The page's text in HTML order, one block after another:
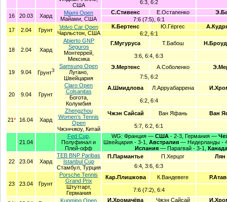
США
6:3, 6:2
16 20.03 Хард
Miami Open
Майами, США
С.Стивенс Е.Остапенко
7:6 (7:5), 6:1
17
2.04 Грунт
Volvo Car Open
Чарльстон, США
К.Бертенс Ю.Гёргес
6:2, 6:1
18 2.04 Хард
Abierto GNP
Seguros
Монтеррей,
Мексика
Г.Мугуруса Т.Бабош
3:6, 6:4, 6:3
19 9.04 ГрунтЗ
Samsung Open
Лугано,
Швейцария
Э.Мертенс А.Соболенко
7:5, 6:2
20 9.04 Грунт
Claro Open
Colsanitas
Богота,
Колумбия
А.Шмидлова Л.Арруабаррена
6:2, 6:4
21* 16.04 Хард
Zhengzhou
Women’s Tennis
Open
Чжэнчжоу, Китай
Чжэн Сайсай Ван Яфань Ван
5:7, 6:2, 6:1
21.04
Fed Cup.
Полуфинал и
Плей-офф
WG: Франция — США- 2-3, Германия —
Швейцария - 3-1, Австралия — Нидерланды -
Испания — Парагвай - 3-1, Канада
22 23.04 Хард
TEB BNP Paribas
Istanbul Cup
Стамбул, Турция
П.Пармантье П.Херцог
Лян
6:4, 3:6, 6:3
23 23.04 Грунт
Porsche Tennis
Grand Prix
Штутгарт,
Германия
Кар.Плишкова К.Вандевеге
7:6 (7:2), 6:4
Kunming Open
И.Хромачёва Чжэн Сайсай